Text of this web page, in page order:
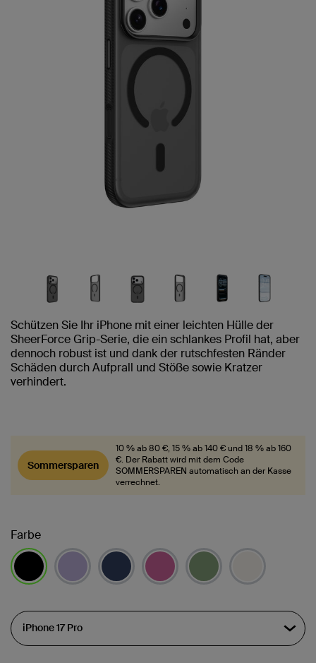
Schützen Sie Ihr iPhone mit einer leichten Hülle der
SheerForce Grip-Serie, die ein schlankes Profil hat, aber
dennoch robust ist und dank der rutschfesten Ränder
Schäden durch Aufprall und Stöße sowie Kratzer
verhindert.
Sommersparen
10 % ab 80 €, 15 % ab 140 € und 18 % ab 160
€. Der Rabatt wird mit dem Code
SOMMERSPAREN automatisch an der Kasse
verrechnet.
Farbe